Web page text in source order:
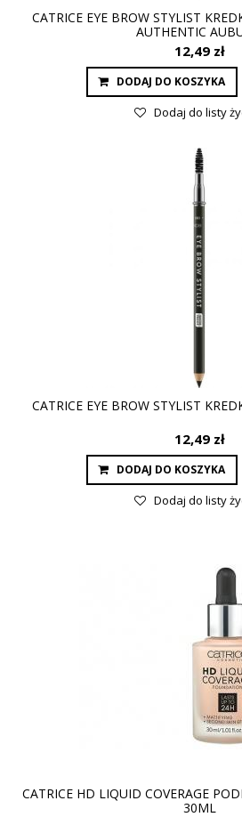
CATRICE EYE BROW STYLIST
AUTHENTIC
12,49 zł
DODAJ DO KOSZYKA
Dodaj do listy
CATRICE EYE BROW STYLIST
12,49 zł
DODAJ DO KOSZYKA
Dodaj do listy
CATRICE HD LIQUID COVERAGE
30ML